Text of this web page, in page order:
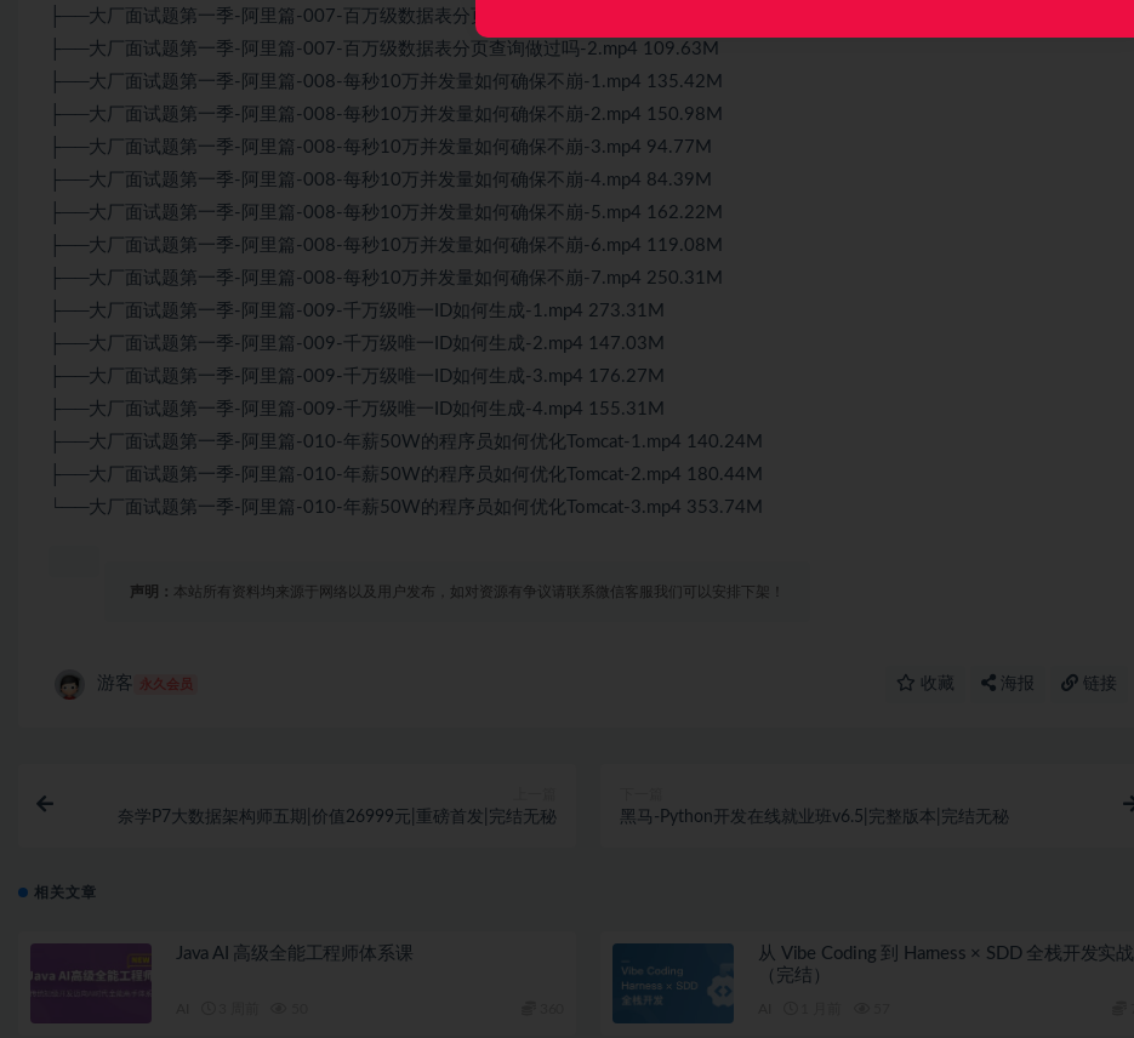
├──大厂面试题第一季-阿里篇-007-百万级数据表分页查询做过吗-1.mp4 219.13M
├──大厂面试题第一季-阿里篇-007-百万级数据表分页查询做过吗-2.mp4 109.63M
├──大厂面试题第一季-阿里篇-008-每秒10万并发量如何确保不崩-1.mp4 135.42M
├──大厂面试题第一季-阿里篇-008-每秒10万并发量如何确保不崩-2.mp4 150.98M
├──大厂面试题第一季-阿里篇-008-每秒10万并发量如何确保不崩-3.mp4 94.77M
├──大厂面试题第一季-阿里篇-008-每秒10万并发量如何确保不崩-4.mp4 84.39M
├──大厂面试题第一季-阿里篇-008-每秒10万并发量如何确保不崩-5.mp4 162.22M
├──大厂面试题第一季-阿里篇-008-每秒10万并发量如何确保不崩-6.mp4 119.08M
├──大厂面试题第一季-阿里篇-008-每秒10万并发量如何确保不崩-7.mp4 250.31M
├──大厂面试题第一季-阿里篇-009-千万级唯一ID如何生成-1.mp4 273.31M
├──大厂面试题第一季-阿里篇-009-千万级唯一ID如何生成-2.mp4 147.03M
├──大厂面试题第一季-阿里篇-009-千万级唯一ID如何生成-3.mp4 176.27M
├──大厂面试题第一季-阿里篇-009-千万级唯一ID如何生成-4.mp4 155.31M
├──大厂面试题第一季-阿里篇-010-年薪50W的程序员如何优化Tomcat-1.mp4 140.24M
├──大厂面试题第一季-阿里篇-010-年薪50W的程序员如何优化Tomcat-2.mp4 180.44M
└──大厂面试题第一季-阿里篇-010-年薪50W的程序员如何优化Tomcat-3.mp4 353.74M
声明： 本站所有资料均来源于网络以及用户发布，如对资源有争议请联系微信客服我们可以安排下架！
游客 永久会员 收藏 海报 链接
奈学P7大数据架构师五期|价值26999元|重磅首发|完结无秘 黑马-Python开发在线就业班v6.5|完整版本|完结无秘
相关文章
Java AI 高级全能工程师体系课
从 Vibe Coding 到 Harness × SDD 全栈开发实战
（完结）